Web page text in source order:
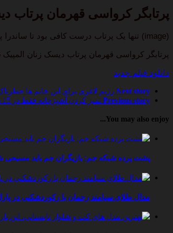
پرتابگر کرواسی قهرمان پرتاب دیسک
(image) تنها یک پرتاب درست کافی بود تا ساندرا پرکوویچ مدال طلای المپیک 2016 را از آن خود سازد.
پرتابگر کرواسی قهرمان پرتاب دیسک زنان المپیک 2016 شد
دانلود فیلم جدید
Next story رژیم لاغری برای این خانم ها
Previous story تمیز کردن آشپزخانه فقط در 15 دقیقه!!
You may also enjoy...
پشت پرده شبکه جم: بازیگران جم باید مسیحی
مدال طلای سیامند رحمان با رکوردشکنی در